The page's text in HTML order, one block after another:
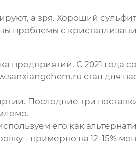
а зря. Хороший
проблемы с
предприятий. С 2021 года
стал для
Последние три
его как
- примерно на 12-15%